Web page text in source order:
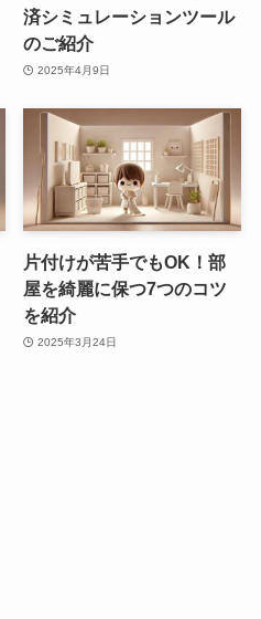
済シミュレーションツール
のご紹介
2025年4月9日
片付けが苦手でもOK！部
屋を綺麗に保つ7つのコツ
を紹介
2025年3月24日